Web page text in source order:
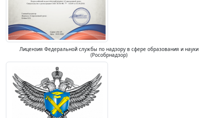
Лицензия Федеральной службы по надзору в сфере образования и науки
(Рособрнадзор)